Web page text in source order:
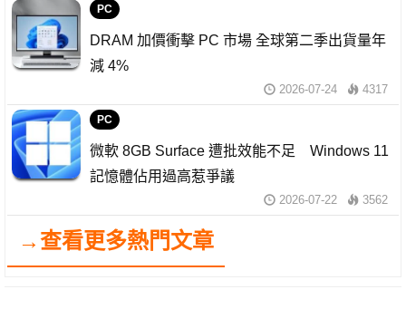
PC
DRAM 加價衝擊 PC 市場 全球第二季出貨量年
減 4%
2026-07-24 4317
PC
微軟 8GB Surface 遭批效能不足 Windows 11
記憶體佔用過高惹爭議
2026-07-22 3562
→查看更多熱門文章